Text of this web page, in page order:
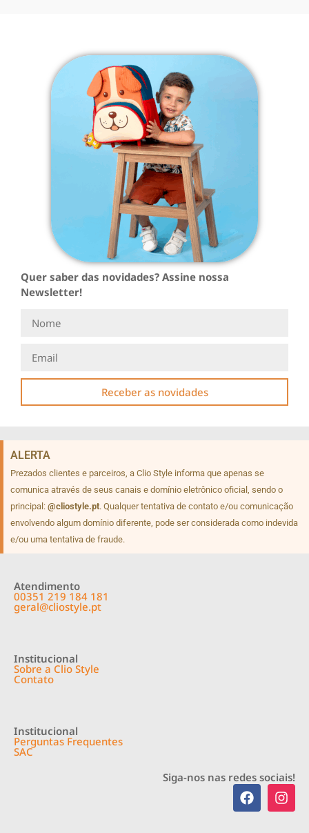
Quer saber das novidades? Assine nossa
Newsletter!
Receber as novidades
ALERTA
Prezados clientes e parceiros, a Clio Style informa que apenas se
comunica através de seus canais e domínio eletrônico oficial, sendo o
principal: @cliostyle.pt. Qualquer tentativa de contato e/ou comunicação
envolvendo algum domínio diferente, pode ser considerada como indevida
e/ou uma tentativa de fraude.
Atendimento
00351 219 184 181
geral@cliostyle.pt
Institucional
Sobre a Clio Style
Contato
Institucional
Perguntas Frequentes
SAC
Siga-nos nas redes sociais!